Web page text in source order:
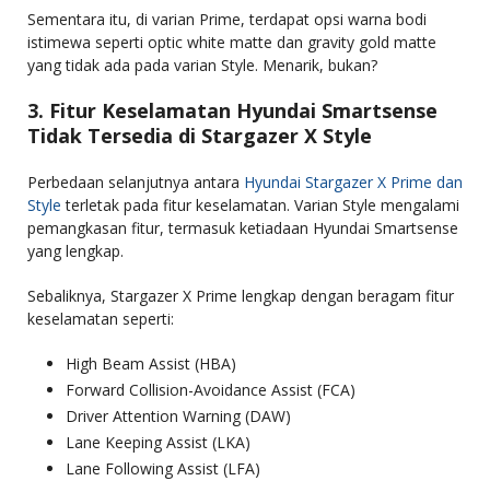
Sementara itu, di varian Prime, terdapat opsi warna bodi
istimewa seperti optic white matte dan gravity gold matte
yang tidak ada pada varian Style. Menarik, bukan?
3. Fitur Keselamatan Hyundai Smartsense
Tidak Tersedia di Stargazer X Style
Perbedaan selanjutnya antara Hyundai Stargazer X Prime dan
Style terletak pada fitur keselamatan. Varian Style mengalami
pemangkasan fitur, termasuk ketiadaan Hyundai Smartsense
yang lengkap.
Sebaliknya, Stargazer X Prime lengkap dengan beragam fitur
keselamatan seperti:
High Beam Assist (HBA)
Forward Collision-Avoidance Assist (FCA)
Driver Attention Warning (DAW)
Lane Keeping Assist (LKA)
Lane Following Assist (LFA)